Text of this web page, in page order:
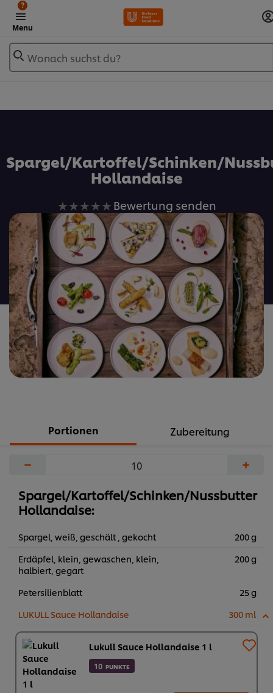
Menu
?
Wonach suchst du?
Spargel/Kartoffel/Schinken/
Hollandaise
Keine
Bewertungen
für
dieses
recipe
abgegeben
Bewertung senden
Portionen Zubereitung
− +
Spargel/Kartoffel/Schinken/Nussbutter
Hollandaise:
Spargel, weiß, geschält , gekocht
200 g
Erdäpfel, klein, gewaschen, klein,
halbiert, gegart
200 g
Petersilienblatt
25 g
LUKULL Sauce Hollandaise
300 ml
Lukull Sauce Hollandaise 1 l
10 PUNKTE